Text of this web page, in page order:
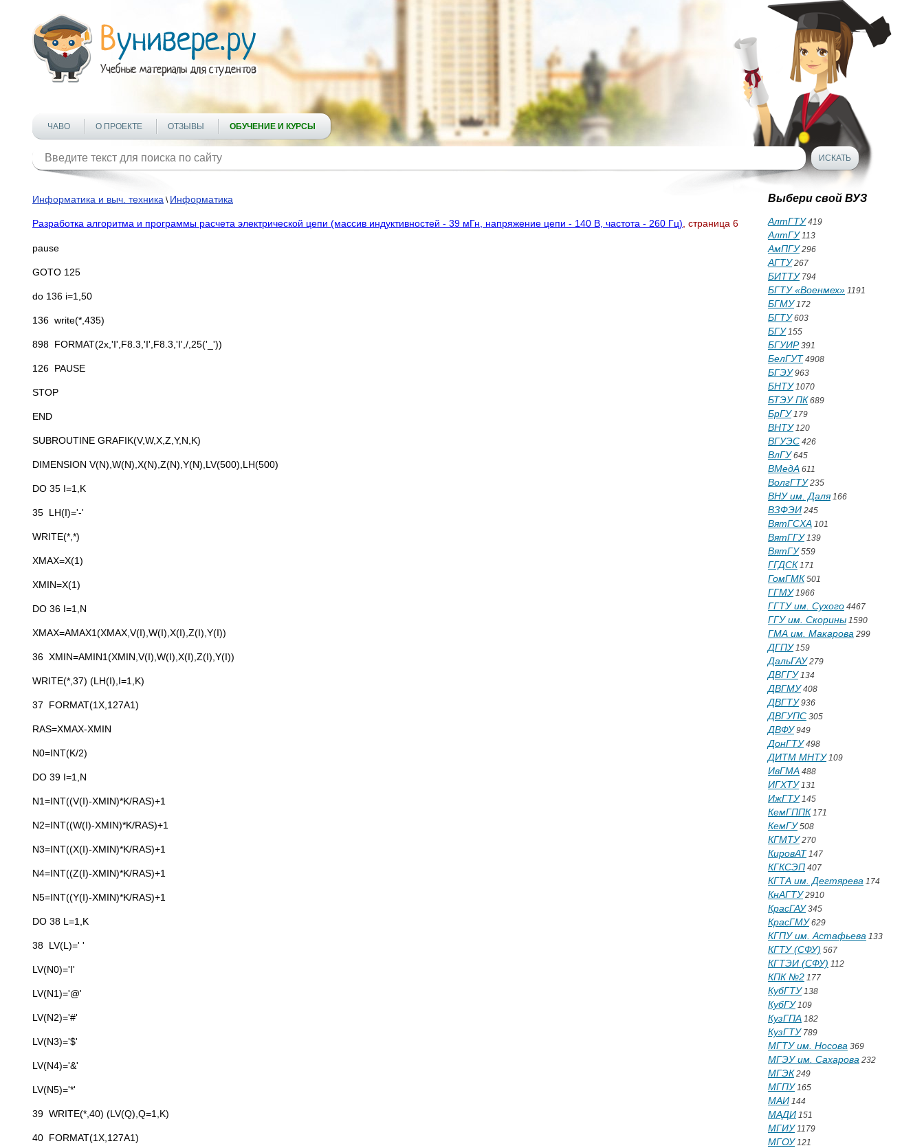
ЧАВО О ПРОЕКТЕ ОТЗЫВЫ ОБУЧЕНИЕ И КУРСЫ
Информатика и выч. техника \ Информатика
Разработка алгоритма и программы расчета электрической цепи (массив индуктивностей - 39 мГн, напряжение цепи - 140 В, частота - 260 Гц) , страница 6
pause
GOTO 125
do 136 i=1,50
136 write(*,435)
898 FORMAT(2x,'I',F8.3,'I',F8.3,'I',/,25('_'))
126 PAUSE
STOP
END
SUBROUTINE GRAFIK(V,W,X,Z,Y,N,K)
DIMENSION V(N),W(N),X(N),Z(N),Y(N),LV(500),LH(500)
DO 35 I=1,K
35 LH(I)='-'
WRITE(*,*)
XMAX=X(1)
XMIN=X(1)
DO 36 I=1,N
XMAX=AMAX1(XMAX,V(I),W(I),X(I),Z(I),Y(I))
36 XMIN=AMIN1(XMIN,V(I),W(I),X(I),Z(I),Y(I))
WRITE(*,37) (LH(I),I=1,K)
37 FORMAT(1X,127A1)
RAS=XMAX-XMIN
N0=INT(K/2)
DO 39 I=1,N
N1=INT((V(I)-XMIN)*K/RAS)+1
N2=INT((W(I)-XMIN)*K/RAS)+1
N3=INT((X(I)-XMIN)*K/RAS)+1
N4=INT((Z(I)-XMIN)*K/RAS)+1
N5=INT((Y(I)-XMIN)*K/RAS)+1
DO 38 L=1,K
38 LV(L)=' '
LV(N0)='I'
LV(N1)='@'
LV(N2)='#'
LV(N3)='$'
LV(N4)='&'
LV(N5)='*'
39 WRITE(*,40) (LV(Q),Q=1,K)
40 FORMAT(1X,127A1)
Выбери свой ВУЗ
АлтГТУ419
АлтГУ113
АмПГУ296
АГТУ267
БИТТУ794
БГТУ «Военмех» 1191
БГМУ172
БГТУ603
БГУ155
БГУИР391
БелГУТ 4908
БГЭУ963
БНТУ1070
БТЭУ ПК 689
БрГУ179
ВНТУ120
ВГУЭС 426
ВлГУ645
ВМедА 611
ВолгГТУ235
ВНУ им. Даля166
ВЗФЭИ 245
ВятГСХА 101
ВятГГУ139
ВятГУ559
ГГДСК 171
ГомГМК 501
ГГМУ1966
ГГТУ им. Сухого 4467
ГГУ им. Скорины 1590
ГМА им. Макарова 299
ДГПУ159
ДальГАУ279
ДВГГУ134
ДВГМУ408
ДВГТУ936
ДВГУПС 305
ДВФУ949
ДонГТУ498
ДИТМ МНТУ109
ИвГМА 488
ИГХТУ131
ИжГТУ145
КемГППК 171
КемГУ508
КГМТУ270
КировАТ 147
КГКСЭП 407
КГТА им. Дегтярева 174
КнАГТУ2910
КрасГАУ345
КрасГМУ629
КГПУ им. Астафьева 133
КГТУ (СФУ) 567
КГТЭИ (СФУ) 112
КПК №2 177
КубГТУ138
КубГУ109
КузГПА 182
КузГТУ789
МГТУ им. Носова 369
МГЭУ им. Сахарова 232
МГЭК 249
МГПУ165
МАИ 144
МАДИ 151
МГИУ1179
МГОУ121